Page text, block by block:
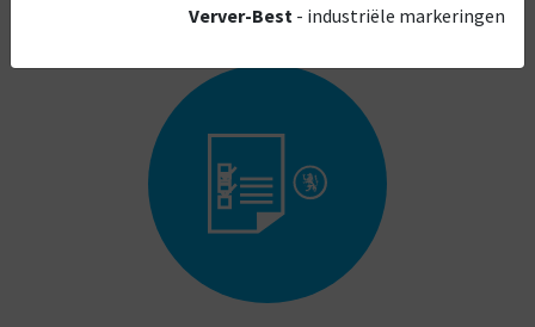
Verver-Best - industriële markeringen